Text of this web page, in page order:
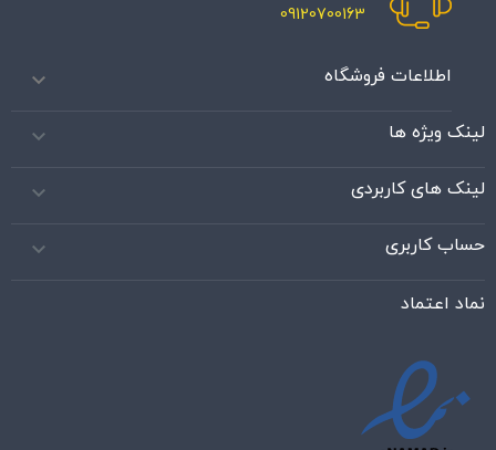
09120700163
اطلاعات فروشگاه 
لینک ویژه ها 
لینک های کاربردی 
حساب کاربری 
نماد اعتماد